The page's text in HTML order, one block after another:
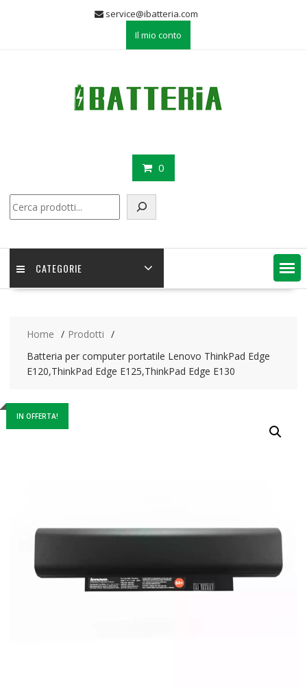
service@ibatteria.com
Il mio conto
0
CATEGORIE
Home
Prodotti
Batteria per computer portatile Lenovo ThinkPad Edge
E120,ThinkPad Edge E125,ThinkPad Edge E130
IN OFFERTA!